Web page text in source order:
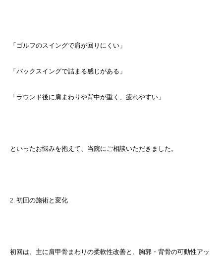
「ゴルフのスイングで肩が回りにくい」
「バックスイングで詰まる感じがある」
「ラウンド後に肩まわりや背中が重く、疲れやすい」
といったお悩みを抱えて、当院にご相談いただきました。
2. 初回の施術と変化
初回は、主に肩甲骨まわりの柔軟性改善と、胸郭・背骨の可動性アッ